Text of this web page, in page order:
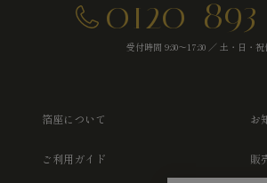
0120-
受付時間 9:30～17:30 ／ 土・日・祝
箔座について
ご利用ガイド
お
販